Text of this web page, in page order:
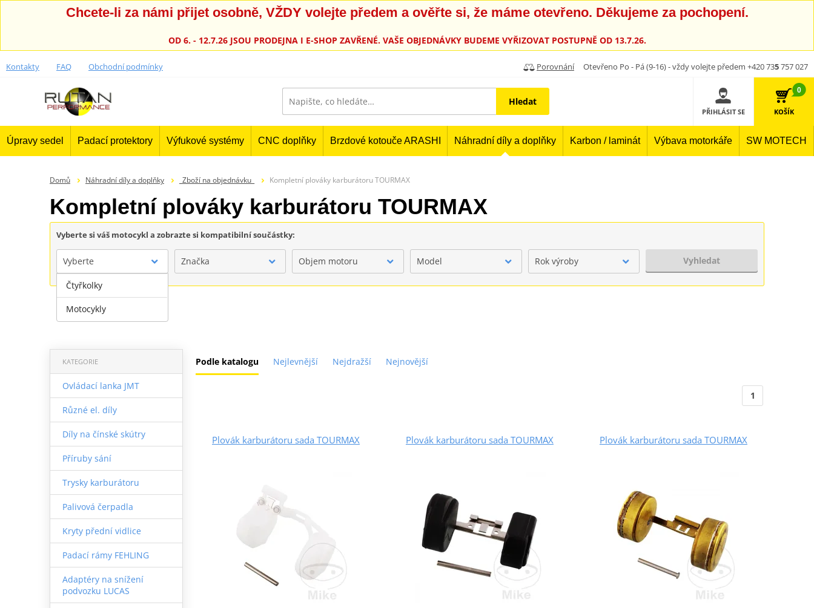
Chcete-li za námi přijet osobně, VŽDY volejte předem a ověřte si, že máme otevřeno. Děkujeme za pochopení.
OD 6. - 12.7.26 JSOU PRODEJNA I E-SHOP ZAVŘENÉ. VAŠE OBJEDNÁVKY BUDEME VYŘIZOVAT POSTUPNĚ OD 13.7.26.
Kontakty FAQ Obchodní podmínky Porovnání Otevřeno Po - Pá (9-16) - vždy volejte předem +420 735757 027
Hledat
PŘIHLÁSIT SE
0
KOŠÍK
Úpravy sedel Padací protektory Výfukové systémy CNC doplňky Brzdové kotouče ARASHI Náhradní díly a doplňky Karbon / laminát Výbava motorkáře SW MOTECH
Domů Náhradní díly a doplňky _Zboží na objednávku_ Kompletní plováky karburátoru TOURMAX
Kompletní plováky karburátoru TOURMAX
Vyberte si váš motocykl a zobrazte si kompatibilní součástky:
Vyberte Značka Objem motoru Model Rok výroby Vyhledat
Podle katalogu Nejlevnější Nejdražší Nejnovější
KATEGORIE
Ovládací lanka JMT
Různé el. díly
Díly na čínské skútry
Příruby sání
Trysky karburátoru
Palivová čerpadla
Kryty přední vidlice
Padací rámy FEHLING
Adaptéry na snížení
podvozku LUCAS
1
Plovák karburátoru sada TOURMAX Plovák karburátoru sada TOURMAX Plovák karburátoru sada TOURMAX
Čtyřkolky
Motocykly